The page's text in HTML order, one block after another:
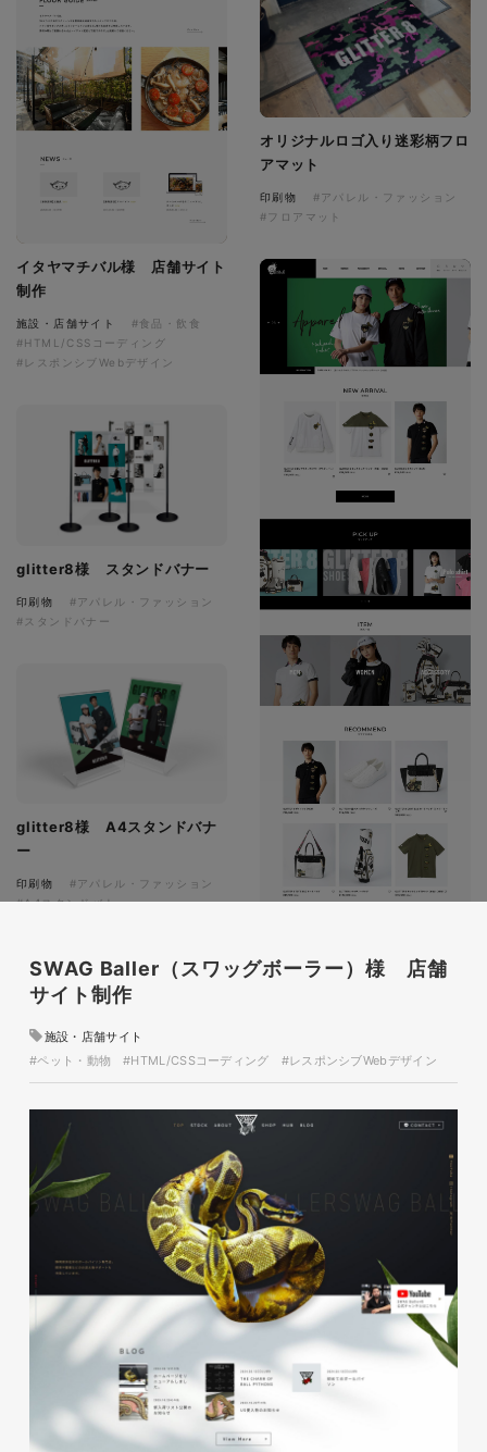
イタヤマチバル様 店舗サイト
制作
施設・店舗サイト
#食品・飲食
#HTML/CSSコーディング
#レスポンシブWebデザイン
オリジナルロゴ入り迷彩柄フロ
アマット
印刷物
#アパレル・ファッション
#フロアマット
glitter8様 ECサイト制作
#HTML/CSSコーディング
#レスポンシブWebデザイン
glitter8様 スタンドバナー
印刷物
#アパレル・ファッション
#スタンドバナー
glitter8様 A4スタンドバナ
ー
印刷物
#アパレル・ファッション
#A4スタンドバナー
glitter8様 吹き出しPOP
#吹き出しPOP
glitter8様 チラシ
#アパレル・ファッション
SWAG Baller（スワッグボーラー）様 店舗
サイト制作
施設・店舗サイト
#ペット・動物
#HTML/CSSコーディング #レスポンシブWebデザイン